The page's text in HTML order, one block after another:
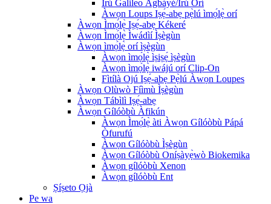
Irú Galileo Àgbáyé/Irú Orí
Àwọn Loups Iṣẹ́-abẹ pẹ̀lú ìmọ́lẹ̀ orí
Àwọn Ìmọ́lẹ̀ Iṣẹ́-abẹ Kékeré
Àwọn Ìmọ́lẹ̀ Ìwádìí Ìṣègùn
Àwọn ìmọ́lẹ̀ orí ìṣègùn
Àwọn ìmọ́lẹ̀ ìṣiṣẹ́ ìṣègùn
Àwọn ìmọ́lẹ̀ iwájú orí Clip-On
Fìtílà Ojú Iṣẹ́-abẹ Pẹ̀lú Àwọn Loupes
Àwọn Olùwò Fíìmù Ìṣègùn
Àwọn Tábìlì Iṣẹ́-abẹ
Àwọn Gílóòbù Àfikún
Àwọn Ìmọ́lẹ̀ àti Àwọn Gílóòbù Pápá
Òfurufú
Àwọn Gílóòbù Ìṣègùn
Àwọn Gílóòbù Oníṣàyẹ̀wò Biokemika
Àwọn gílóòbù Xenon
Àwọn gílóòbù Ent
Ṣíṣeto Ọjà
Pe wa